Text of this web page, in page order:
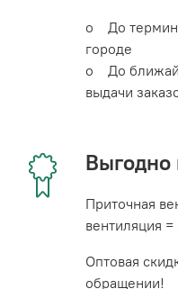
o До
городе
o До
выдачи
Выгодно
Приточная
вентиляция
Оптовая
обращении!